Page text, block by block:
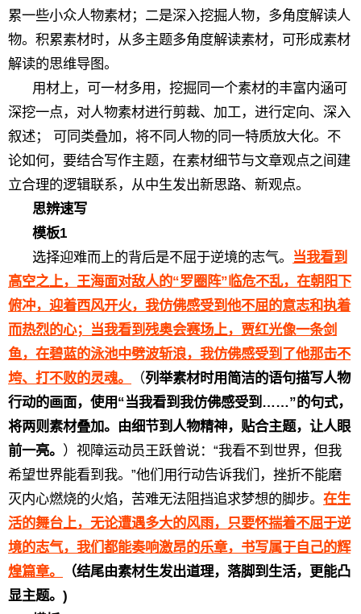
累一些小众人物素材；二是深入挖掘人物，多角度解读人
物。积累素材时，从多主题多角度解读素材，可形成素材
解读的思维导图。
用材上，可一材多用，挖掘同一个素材的丰富内涵可
深挖一点，对人物素材进行剪裁、加工，进行定向、深入
叙述； 可同类叠加，将不同人物的同一特质放大化。不
论如何，要结合写作主题，在素材细节与文章观点之间建
立合理的逻辑联系，从中生发出新思路、新观点。
思辨速写
模板1
选择迎难而上的背后是不屈于逆境的志气。 当我看到
高空之上，王海面对敌人的“罗圈阵”临危不乱，在朝阳下
俯冲，迎着西风开火，我仿佛感受到他不屈的意志和执着
而热烈的心；当我看到残奥会赛场上，贾红光像一条剑
鱼，在碧蓝的泳池中劈波斩浪，我仿佛感受到了他那击不
垮、打不败的灵魂。
（列举素材时用简洁的语句描写人物
行动的画面，使用“当我看到我仿佛感受到……”的句式，
将两则素材叠加。由细节到人物精神，贴合主题，让人眼
前一亮。 ）视障运动员王跃曾说：“我看不到世界，但我
希望世界能看到我。”他们用行动告诉我们，挫折不能磨
灭内心燃烧的火焰，苦难无法阻挡追求梦想的脚步。 在生
活的舞台上，无论遭遇多大的风雨，只要怀揣着不屈于逆
境的志气，我们都能奏响激昂的乐章，书写属于自己的辉
煌篇章。
（结尾由素材生发出道理，落脚到生活，更能凸
显主题。)